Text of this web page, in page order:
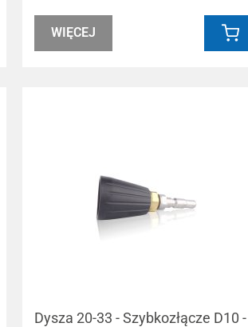
WIĘCEJ
Dysza 20-33 - Szybkozłącze D10 -